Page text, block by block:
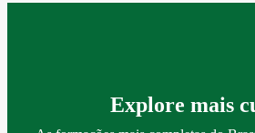
Explore mais